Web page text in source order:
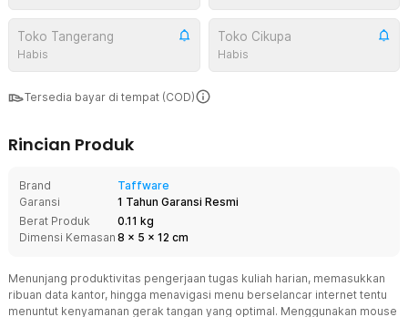
Toko Tangerang
Habis
Toko Cikupa
Habis
Tersedia bayar di tempat (COD)
Rincian Produk
Brand
Taffware
Garansi
1 Tahun Garansi Resmi
Berat Produk
0.11 kg
Dimensi Kemasan 8 x 5 x 12 cm
Menunjang produktivitas pengerjaan tugas kuliah harian, memasukkan
ribuan data kantor, hingga menavigasi menu berselancar internet tentu
menuntut kenyamanan gerak tangan yang optimal. Menggunakan mouse